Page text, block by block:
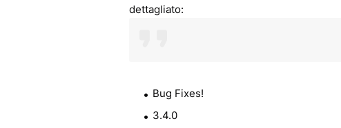
dettagliato:
Bug Fixes!
3.4.0